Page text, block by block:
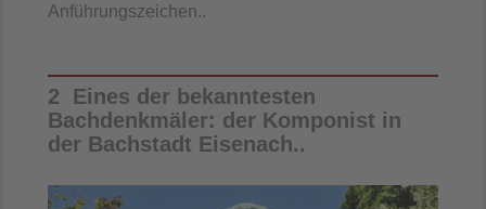
Anführungszeichen..
2 Eines der bekanntesten
Bachdenkmäler: der Komponist in
der Bachstadt Eisenach..